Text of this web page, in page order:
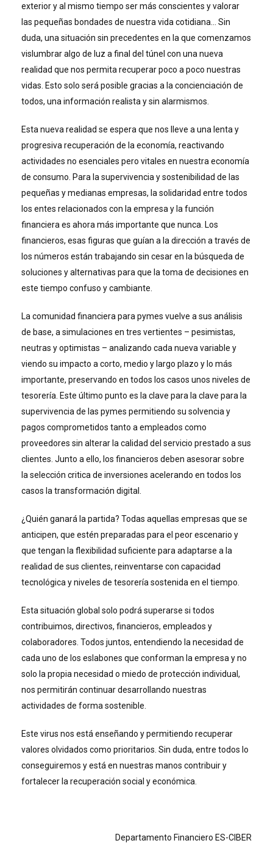
exterior y al mismo tiempo ser más conscientes y valorar
las pequeñas bondades de nuestra vida cotidiana… Sin
duda, una situación sin precedentes en la que comenzamos
vislumbrar algo de luz a final del túnel con una nueva
realidad que nos permita recuperar poco a poco nuestras
vidas. Esto solo será posible gracias a la concienciación de
todos, una información realista y sin alarmismos.
Esta nueva realidad se espera que nos lleve a una lenta y
progresiva recuperación de la economía, reactivando
actividades no esenciales pero vitales en nuestra economía
de consumo. Para la supervivencia y sostenibilidad de las
pequeñas y medianas empresas, la solidaridad entre todos
los entes relacionados con la empresa y la función
financiera es ahora más importante que nunca. Los
financieros, esas figuras que guían a la dirección a través de
los números están trabajando sin cesar en la búsqueda de
soluciones y alternativas para que la toma de decisiones en
este tiempo confuso y cambiante.
La comunidad financiera para pymes vuelve a sus análisis
de base, a simulaciones en tres vertientes – pesimistas,
neutras y optimistas – analizando cada nueva variable y
viendo su impacto a corto, medio y largo plazo y lo más
importante, preservando en todos los casos unos niveles de
tesorería. Este último punto es la clave para la clave para la
supervivencia de las pymes permitiendo su solvencia y
pagos comprometidos tanto a empleados como
proveedores sin alterar la calidad del servicio prestado a sus
clientes. Junto a ello, los financieros deben asesorar sobre
la selección critica de inversiones acelerando en todos los
casos la transformación digital.
¿Quién ganará la partida? Todas aquellas empresas que se
anticipen, que estén preparadas para el peor escenario y
que tengan la flexibilidad suficiente para adaptarse a la
realidad de sus clientes, reinventarse con capacidad
tecnológica y niveles de tesorería sostenida en el tiempo.
Esta situación global solo podrá superarse si todos
contribuimos, directivos, financieros, empleados y
colaboradores. Todos juntos, entendiendo la necesidad de
cada uno de los eslabones que conforman la empresa y no
solo la propia necesidad o miedo de protección individual,
nos permitirán continuar desarrollando nuestras
actividades de forma sostenible.
Este virus nos está enseñando y permitiendo recuperar
valores olvidados como prioritarios. Sin duda, entre todos lo
conseguiremos y está en nuestras manos contribuir y
fortalecer la recuperación social y económica.
Departamento Financiero ES-CIBER